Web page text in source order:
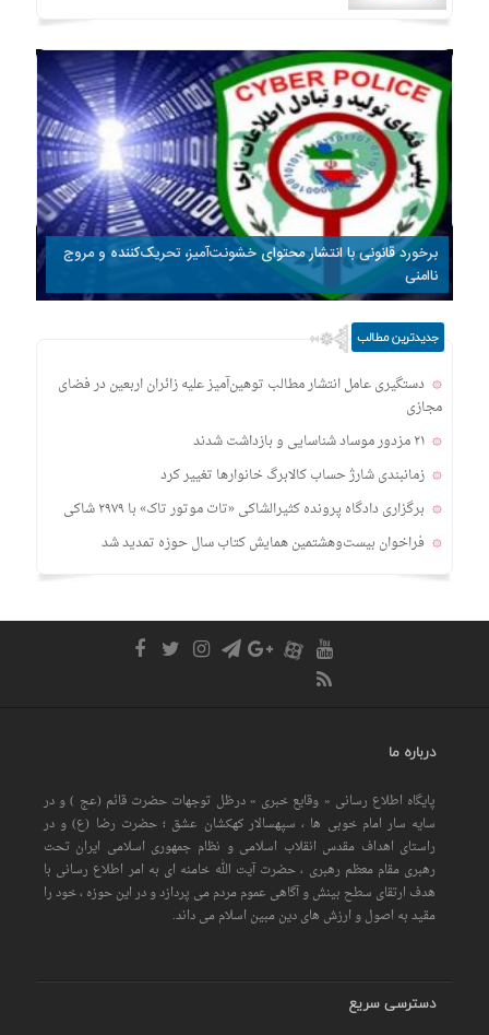
برخورد قانونی با انتشار محتوای خشونت‌آمیز، تحریک‌کننده و مروج
ناامنی
جدیدترین مطالب
دستگیری عامل انتشار مطالب توهین‌آمیز علیه زائران اربعین در فضای
مجازی
۲۱ مزدور موساد شناسایی و بازداشت شدند
زمانبندی‌ شارژ حساب کالابرگ خانوارها تغییر کرد
برگزاری دادگاه پرونده کثیرالشاکی «تات موتور تاک» با ۲۹۷۹ شاکی
فراخوان بیست‌وهشتمین همایش کتاب سال حوزه تمدید شد
درباره ما
پایگاه اطلاع رسانی « وقایع خبری » درظل توجهات حضرت قائم (عج ) و در
سایه سار امام خوبی ها ، سپهسالار کهکشان عشق ؛ حضرت رضا (ع) و در
راستای اهداف مقدس انقلاب اسلامی و نظام جمهوری اسلامی ایران تحت
رهبری مقام معظم رهبری ، حضرت آیت الله خامنه ای به امر اطلاع رسانی با
هدف ارتقای سطح بینش و آگاهی عموم مردم می پردازد و در این حوزه ، خود را
مقید به اصول و ارزش های دین مبین اسلام می داند.
دسترسی سریع